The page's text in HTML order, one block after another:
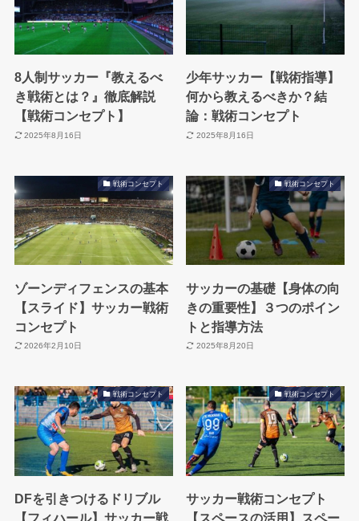
8人制サッカー『教えるべ
き戦術とは？』徹底解説
【戦術コンセプト】
2025年8月16日
少年サッカー【戦術指導】
何から教えるべきか？結
論：戦術コンセプト
2025年8月16日
戦術コンセプト
ゾーンディフェンスの基本
【スライド】サッカー戦術
コンセプト
2026年2月10日
戦術コンセプト
サッカーの基礎【身体の向
きの重要性】３つのポイン
トと指導方法
2025年8月20日
戦術コンセプト
DFを引きつけるドリブル
【フィハール】サッカー戦
戦術コンセプト
サッカー戦術コンセプト
【スペースの活用】スペー